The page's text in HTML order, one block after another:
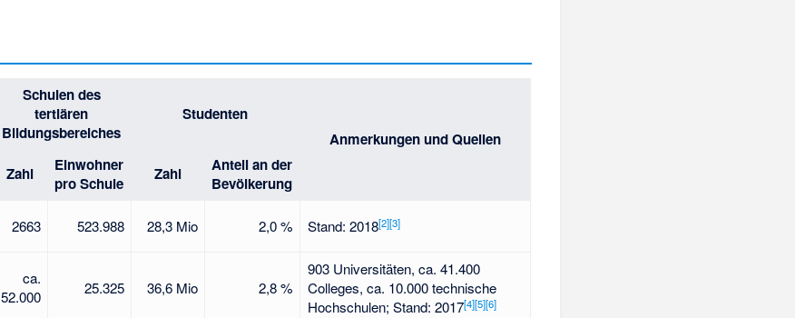
Schulen des
tertiären
Bildungsbereiches
Studenten
Anmerkungen und Quellen
Zahl
Einwohner
pro Schule
Zahl
Anteil an der
Bevölkerung
2663 523.988 28,3 Mio 2,0 % Stand: 2018[2][3]
ca.
52.000
25.325 36,6 Mio 2,8 %
903 Universitäten, ca. 41.400
Colleges, ca. 10.000 technische
Hochschulen; Stand: 2017[4][5][6]